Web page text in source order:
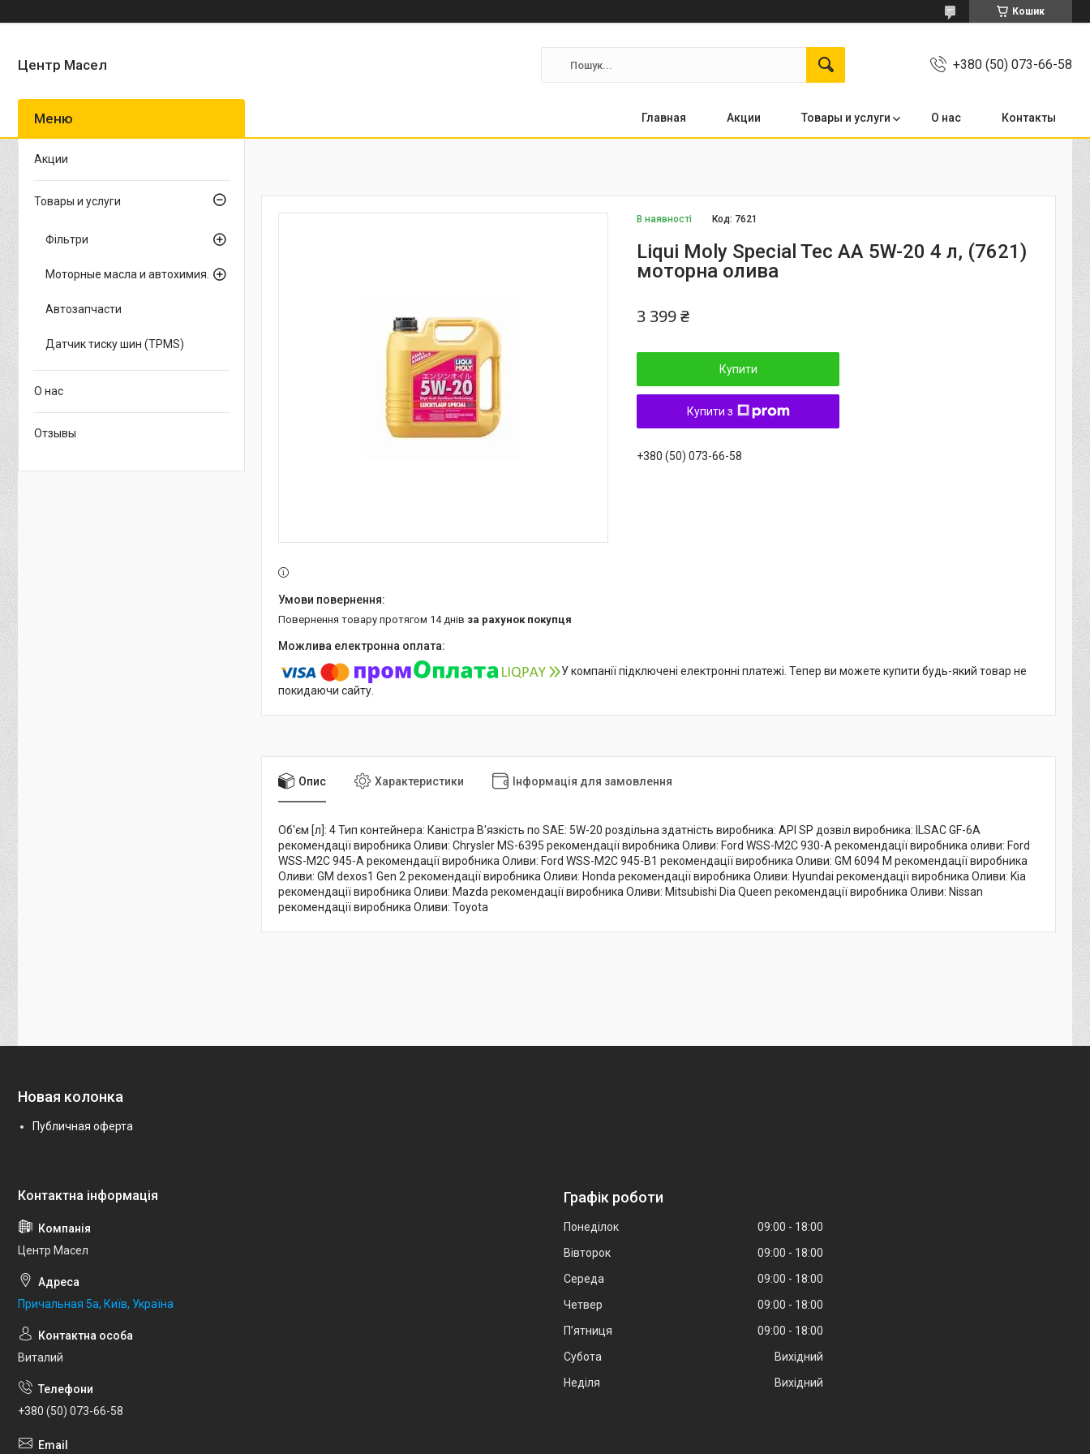
Кошик
Центр Масел +380 (50) 073-66-58
Главная Акции Товары и услуги О нас Контакты
В наявності Код: 7621
Liqui Moly Special Tec AA 5W-20 4 л, (7621)
моторна олива
3 399 ₴
Купити
Купити з
+380 (50) 073-66-58
повернення товару протягом 14 днів за рахунок покупця
У компанії підключені електронні платежі. Тепер ви можете купити будь-який товар не
покидаючи сайту.
Опис Характеристики Інформація для замовлення
Об'єм [л]: 4 Тип контейнера: Каністра В'язкість по SAE: 5W-20 роздільна здатність виробника: API SP дозвіл виробника: ILSAC GF-6A
рекомендації виробника Оливи: Chrysler MS-6395 рекомендації виробника Оливи: Ford WSS-M2C 930-A рекомендації виробника оливи: Ford
WSS-M2C 945-A рекомендації виробника Оливи: Ford WSS-M2C 945-B1 рекомендації виробника Оливи: GM 6094 M рекомендації виробника
Оливи: GM dexos1 Gen 2 рекомендації виробника Оливи: Honda рекомендації виробника Оливи: Hyundai рекомендації виробника Оливи: Kia
рекомендації виробника Оливи: Mazda рекомендації виробника Оливи: Mitsubishi Dia Queen рекомендації виробника Оливи: Nissan
рекомендації виробника Оливи: Toyota
Акции
Товары и услуги
Фільтри
Моторные масла и автохимия.
Автозапчасти
Датчик тиску шин (TPMS)
О нас
Отзывы
Новая колонка
Публичная оферта
Центр Масел
Причальная 5а, Київ, Україна
Виталий
+380 (50) 073-66-58
Графік роботи
Понеділок 09:00
18:00
Вівторок
09:00
18:00
Середа
09:00
18:00
Четвер
09:00
18:00
Пʼятниця
09:00
18:00
Субота
Вихідний
Неділя
Вихідний